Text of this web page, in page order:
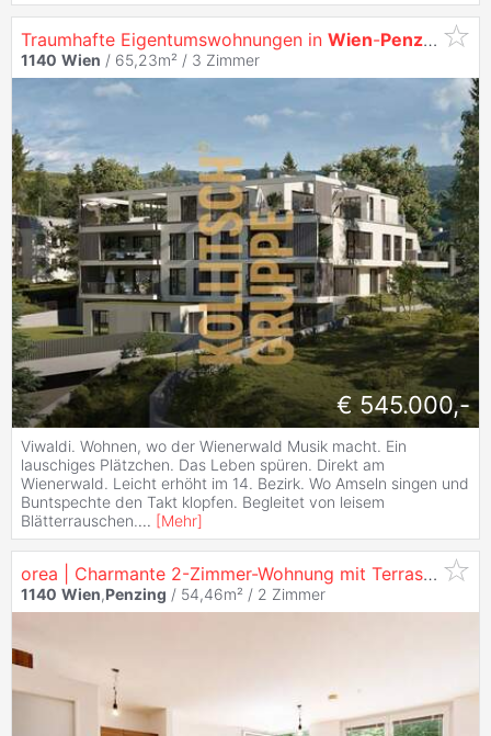
Traumhafte Eigentumswohnungen in Wien-Penzing .
1140 Wien / 65,23m² / 3 Zimmer
€ 545.000,-
Viwaldi. Wohnen, wo der Wienerwald Musik macht. Ein
lauschiges Plätzchen. Das Leben spüren. Direkt am
Wienerwald. Leicht erhöht im 14. Bezirk. Wo Amseln singen und
Buntspechte den Takt klopfen. Begleitet von leisem
Blätterrauschen.... [Mehr]
orea | Charmante 2-Zimmer-Wohnung mit Terrasse & Eigengarten in
1140 Wien,Penzing / 54,46m² / 2 Zimmer